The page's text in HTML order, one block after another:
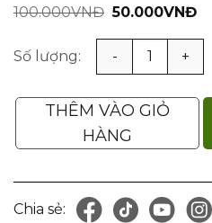
100.000VNĐ Giá
là:
100.000VNĐ.
50.000VNĐGiá
tại
Mắt Kính Hàn Mặt Vuông
THÊM VÀO GIỎ
HÀNG
Chia sẻ: